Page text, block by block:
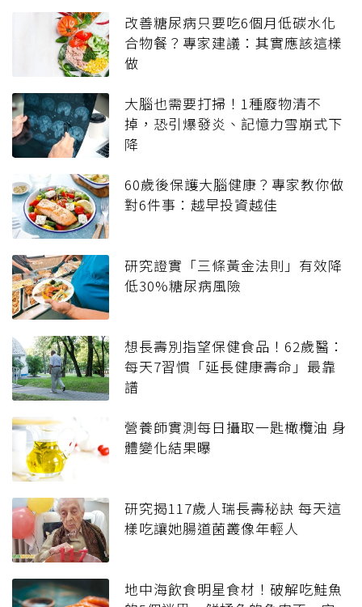
改善糖尿病只要吃6個月低碳水化
合物餐？專家建議：其實應該這樣
做
大腦也需要打掃！1種廢物清不
掉，恐引爆發炎、記憶力雪崩式下
降
60歲後保護大腦健康？專家教你做
對6件事：越早投資越佳
研究證實「三條黃金法則」有效降
低30%糖尿病風險
想長壽別指望保健食品！62歲醫：
每天7習慣「延長健康壽命」最靠
譜
營養師實測每日攝取一匙橄欖油 身
體變化結果曝
研究揭117歲人瑞長壽秘訣 每天這
樣吃讓她腸道菌叢像年輕人
地中海飲食明星食材！破解吃鮭魚